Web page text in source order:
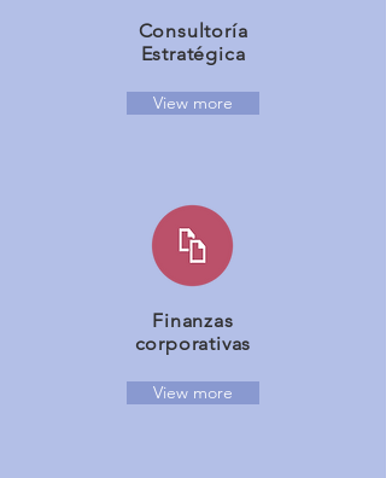
Consultoría
Estratégica
View more
Finanzas
corporativas
View more